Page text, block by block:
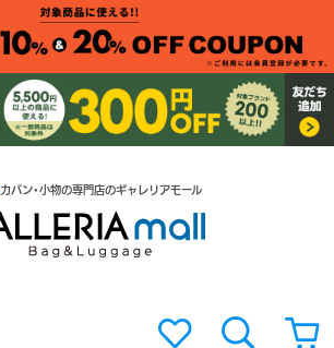
カバン・小物の専門店のギャレリアモール